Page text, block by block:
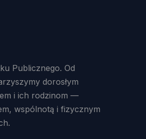
Publicznego. Od
dorosłym
i ich rodzinom —
wspólnotą i fizycznym